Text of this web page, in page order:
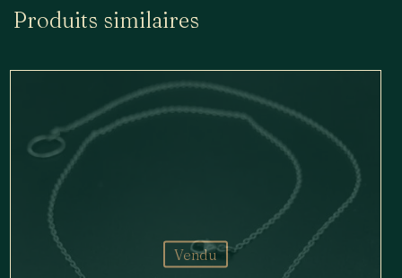
Produits similaires
Vendu